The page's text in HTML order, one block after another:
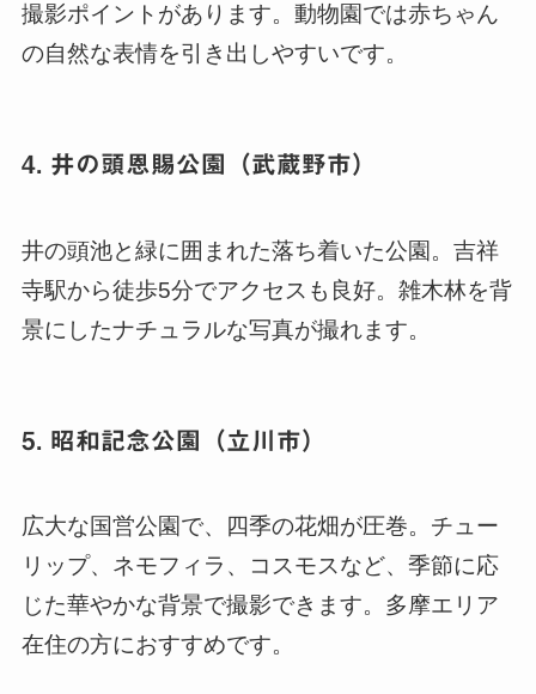
撮影ポイントがあります。動物園では赤ちゃん
の自然な表情を引き出しやすいです。
4. 井の頭恩賜公園（武蔵野市）
井の頭池と緑に囲まれた落ち着いた公園。吉祥
寺駅から徒歩5分でアクセスも良好。雑木林を背
景にしたナチュラルな写真が撮れます。
5. 昭和記念公園（立川市）
広大な国営公園で、四季の花畑が圧巻。チュー
リップ、ネモフィラ、コスモスなど、季節に応
じた華やかな背景で撮影できます。多摩エリア
在住の方におすすめです。